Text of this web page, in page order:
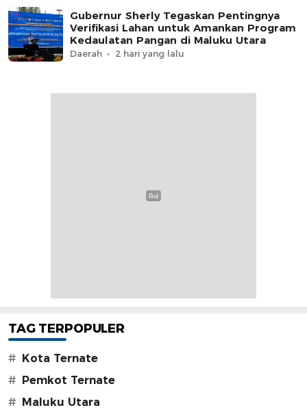
Gubernur Sherly Tegaskan Pentingnya
Verifikasi Lahan untuk Amankan Program
Kedaulatan Pangan di Maluku Utara
Daerah 2 hari yang lalu
TAG TERPOPULER
# Kota Ternate
# Pemkot Ternate
# Maluku Utara